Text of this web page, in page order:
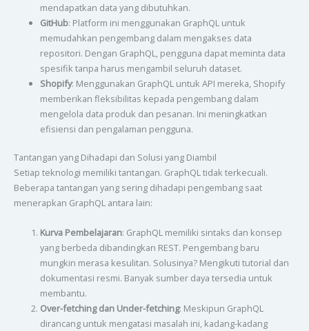
mendapatkan data yang dibutuhkan.
GitHub: Platform ini menggunakan GraphQL untuk
memudahkan pengembang dalam mengakses data
repositori. Dengan GraphQL, pengguna dapat meminta data
spesifik tanpa harus mengambil seluruh dataset.
Shopify: Menggunakan GraphQL untuk API mereka, Shopify
memberikan fleksibilitas kepada pengembang dalam
mengelola data produk dan pesanan. Ini meningkatkan
efisiensi dan pengalaman pengguna.
Tantangan yang Dihadapi dan Solusi yang Diambil
Setiap teknologi memiliki tantangan. GraphQL tidak terkecuali.
Beberapa tantangan yang sering dihadapi pengembang saat
menerapkan GraphQL antara lain:
Kurva Pembelajaran: GraphQL memiliki sintaks dan konsep
yang berbeda dibandingkan REST. Pengembang baru
mungkin merasa kesulitan. Solusinya? Mengikuti tutorial dan
dokumentasi resmi. Banyak sumber daya tersedia untuk
membantu.
Over-fetching dan Under-fetching: Meskipun GraphQL
dirancang untuk mengatasi masalah ini, kadang-kadang